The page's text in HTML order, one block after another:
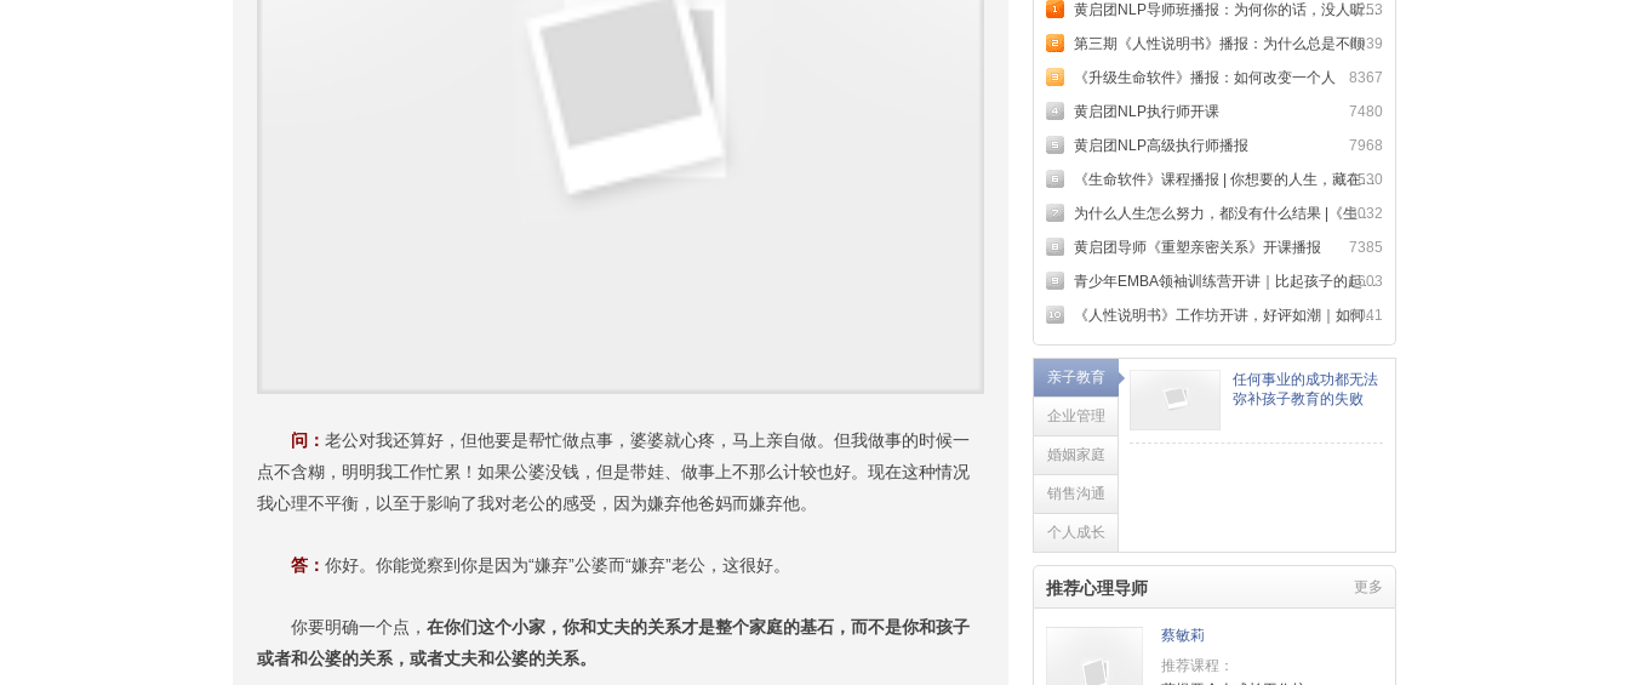
问： 老公对我还算好，但他要是帮忙做点事，婆婆就心疼，马上亲自做。但我做事的时候一
点不含糊，明明我工作忙累！如果公婆没钱，但是带娃、做事上不那么计较也好。现在这种情况
我心理不平衡，以至于影响了我对老公的感受，因为嫌弃他爸妈而嫌弃他。
答： 你好。你能觉察到你是因为“嫌弃”公婆而“嫌弃”老公，这很好。
你要明确一个点， 在你们这个小家，你和丈夫的关系才是整个家庭的基石，而不是你和孩子
或者和公婆的关系，或者丈夫和公婆的关系。
黄启团NLP导师班播报：为何你的话，没人听得进去8253
第三期《人性说明书》播报：为什么总是不顺6939
《升级生命软件》播报：如何改变一个人
8367
黄启团NLP执行师开课
7480
黄启团NLP高级执行师播报
7968
《生命软件》课程播报 | 你想要的人生，藏在大脑软件里7530
为什么人生怎么努力，都没有什么结果 |《生命软件》课程播报6032
黄启团导师《重塑亲密关系》开课播报
7385
青少年EMBA领袖训练营开讲｜比起孩子的起点，更重要的是成长方向6603
《人性说明书》工作坊开讲，好评如潮｜如何用心理学，读懂人性规律8041
亲子教育
企业管理
婚姻家庭
销售沟通
个人成长
任何事业的成功都无法
弥补孩子教育的失败
推荐心理导师 更多
蔡敏莉
推荐课程：